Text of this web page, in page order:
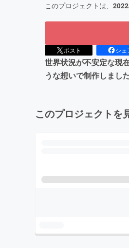
このプロジェクトは、
ポスト シェ
世界状況が不安定な現
うな想いで制作しまし
このプロジェクトを